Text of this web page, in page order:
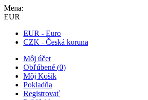
Mena:
EUR
EUR - Euro
CZK - Česká koruna
Môj účet
Obľúbené (0)
Môj Košík
Pokladňa
Registrovať